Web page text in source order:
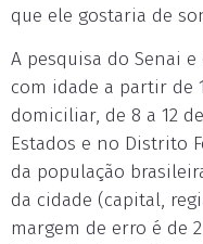
que ele gostaria de
A pesquisa do Senai
com idade a partir de
domiciliar, de 8 a 12
Estados e no Distrito
da população
da cidade (capital,
margem de erro é de